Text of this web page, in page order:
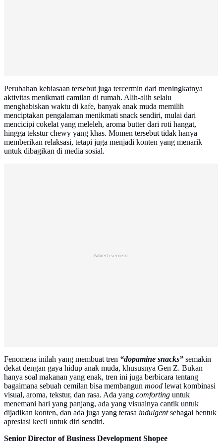
Perubahan kebiasaan tersebut juga tercermin dari meningkatnya
aktivitas menikmati camilan di rumah. Alih-alih selalu
menghabiskan waktu di kafe, banyak anak muda memilih
menciptakan pengalaman menikmati snack sendiri, mulai dari
mencicipi cokelat yang meleleh, aroma butter dari roti hangat,
hingga tekstur chewy yang khas. Momen tersebut tidak hanya
memberikan relaksasi, tetapi juga menjadi konten yang menarik
untuk dibagikan di media sosial.
Advertisement
Fenomena inilah yang membuat tren “dopamine snacks” semakin
dekat dengan gaya hidup anak muda, khususnya Gen Z. Bukan
hanya soal makanan yang enak, tren ini juga berbicara tentang
bagaimana sebuah cemilan bisa membangun mood lewat kombinasi
visual, aroma, tekstur, dan rasa. Ada yang comforting untuk
menemani hari yang panjang, ada yang visualnya cantik untuk
dijadikan konten, dan ada juga yang terasa indulgentsebagai bentuk
apresiasi kecil untuk diri sendiri.
Senior Director of Business Development Shopee